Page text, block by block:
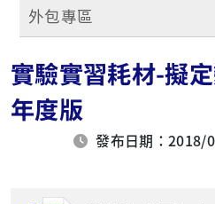
外包專區
實驗實習耗材-擬
年度版
發布日期：2018/